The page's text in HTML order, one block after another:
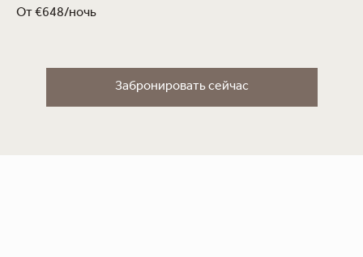
От €648/ночь
Забронировать сейчас